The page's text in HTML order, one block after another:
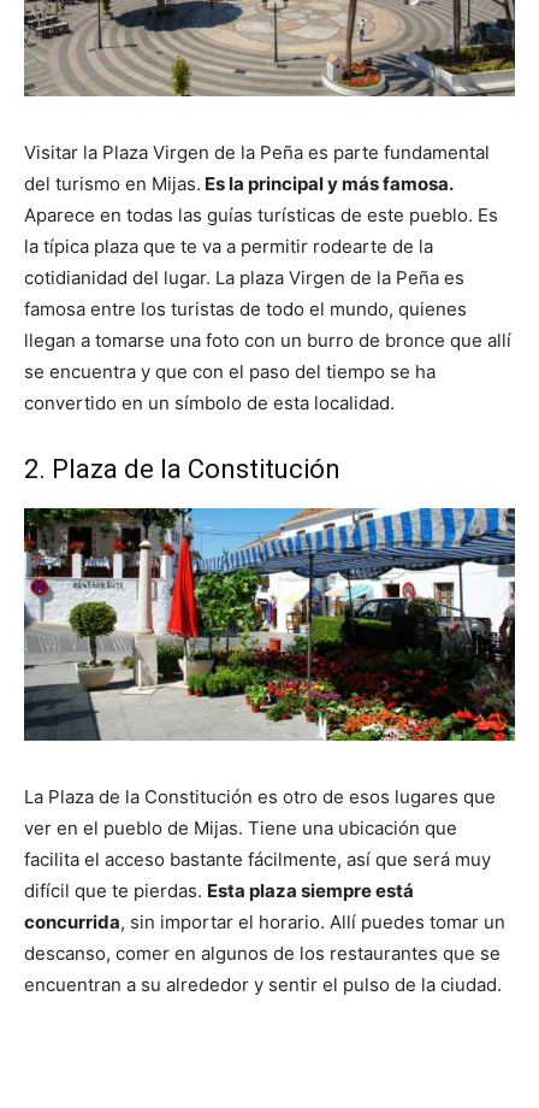
Visitar la Plaza Virgen de la Peña es parte fundamental
del turismo en Mijas. Es la principal y más famosa.
Aparece en todas las guías turísticas de este pueblo. Es
la típica plaza que te va a permitir rodearte de la
cotidianidad del lugar. La plaza Virgen de la Peña es
famosa entre los turistas de todo el mundo, quienes
llegan a tomarse una foto con un burro de bronce que allí
se encuentra y que con el paso del tiempo se ha
convertido en un símbolo de esta localidad.
2. Plaza de la Constitución
La Plaza de la Constitución es otro de esos lugares que
ver en el pueblo de Mijas. Tiene una ubicación que
facilita el acceso bastante fácilmente, así que será muy
difícil que te pierdas. Esta plaza siempre está
concurrida, sin importar el horario. Allí puedes tomar un
descanso, comer en algunos de los restaurantes que se
encuentran a su alrededor y sentir el pulso de la ciudad.